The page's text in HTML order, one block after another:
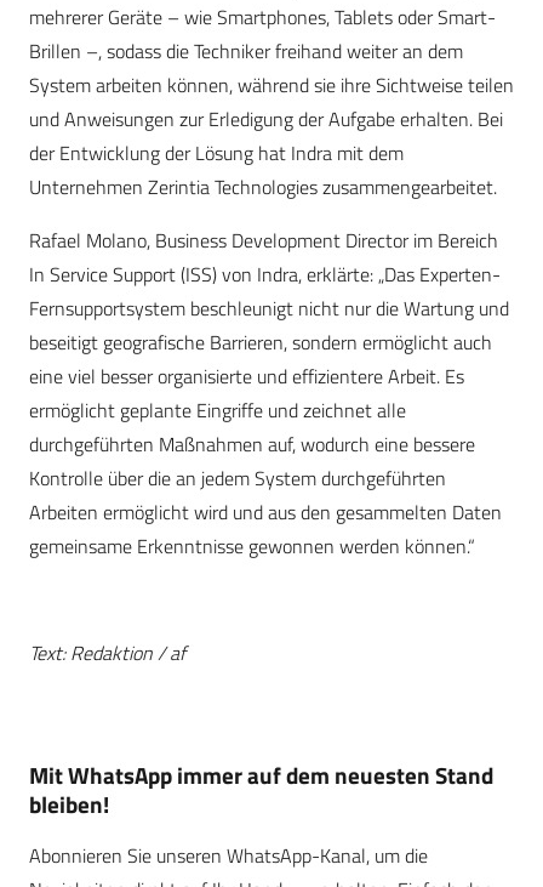
mehrerer Geräte – wie Smartphones, Tablets oder Smart-
Brillen –, sodass die Techniker freihand weiter an dem
System arbeiten können, während sie ihre Sichtweise teilen
und Anweisungen zur Erledigung der Aufgabe erhalten. Bei
der Entwicklung der Lösung hat Indra mit dem
Unternehmen Zerintia Technologies zusammengearbeitet.
Rafael Molano, Business Development Director im Bereich
In Service Support (ISS) von Indra, erklärte: „Das Experten-
Fernsupportsystem beschleunigt nicht nur die Wartung und
beseitigt geografische Barrieren, sondern ermöglicht auch
eine viel besser organisierte und effizientere Arbeit. Es
ermöglicht geplante Eingriffe und zeichnet alle
durchgeführten Maßnahmen auf, wodurch eine bessere
Kontrolle über die an jedem System durchgeführten
Arbeiten ermöglicht wird und aus den gesammelten Daten
gemeinsame Erkenntnisse gewonnen werden können.“
Text: Redaktion / af
Mit WhatsApp immer auf dem neuesten Stand
bleiben!
Abonnieren Sie unseren WhatsApp-Kanal, um die